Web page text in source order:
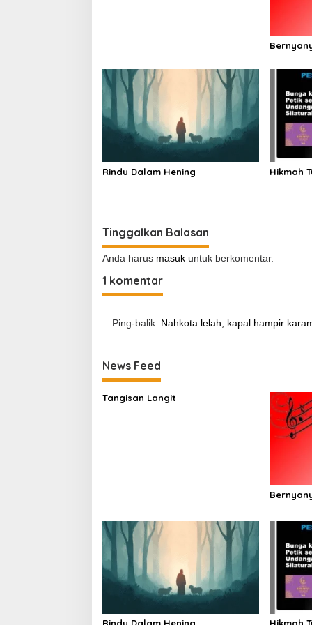
Rindu Dalam Hening Hikmah
Tinggalkan Balasan
Anda harus masuk untuk berkomentar.
1 komentar
Ping-balik: Nahkota lelah, kapal hampir
News Feed
Tangisan Langit